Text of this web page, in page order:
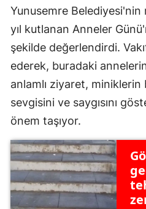
Yunusemre
yıl kutlanan Anneler
şekilde değerlendirdi.
ederek, buradaki
anlamlı ziyaret,
sevgisini ve saygısını
önem taşıyor.